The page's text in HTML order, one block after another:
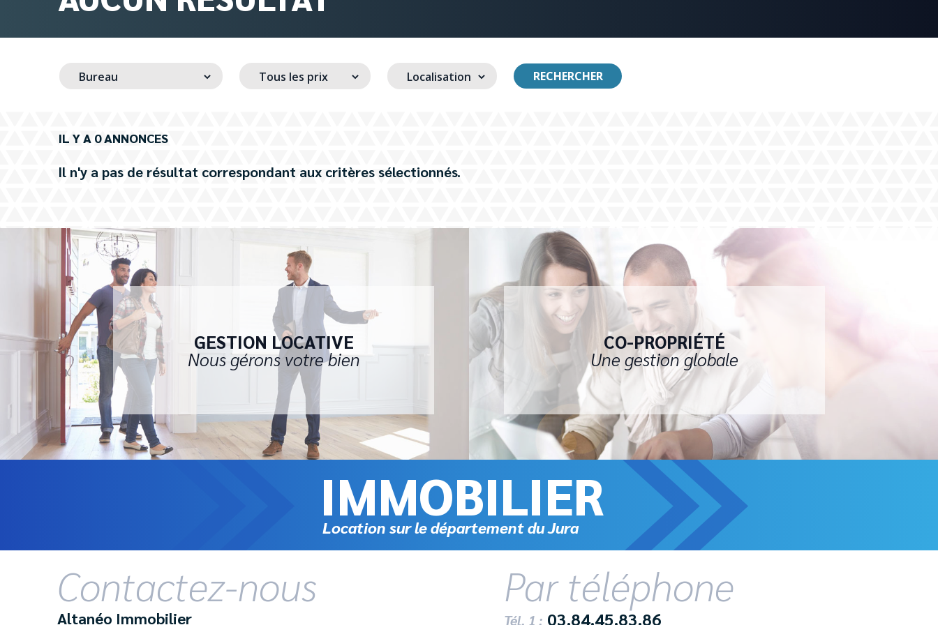
RECHERCHER
IL Y A 0 ANNONCES
Il n'y a pas de résultat correspondant aux critères sélectionnés.
GESTION LOCATIVE
Nous gérons votre bien
CO-PROPRIÉTÉ
Une gestion globale
IMMOBILIER
Location sur le département du Jura
Contactez-nous
Altanéo Immobilier
Par téléphone
Tél. 1 : 03.84.45.83.86